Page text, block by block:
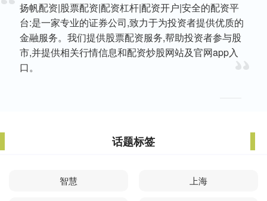
扬帆配资|股票配资|配资杠杆|配资开户|安全的配资平
台:是一家专业的证券公司,致力于为投资者提供优质的
金融服务。我们提供股票配资服务,帮助投资者参与股
市,并提供相关行情信息和配资炒股网站及官网app入
口。
话题标签
智慧 上海